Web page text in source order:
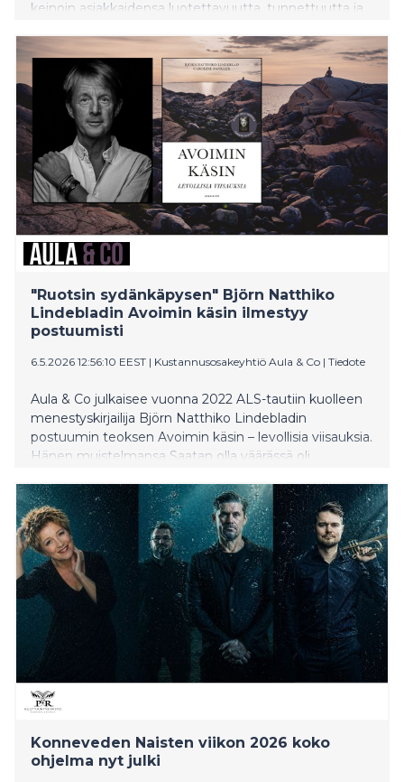
keinoin asiakkaidensa luotettavuutta, tunnettuutta ja
"Ruotsin sydänkäpysen" Björn Natthiko
Lindebladin Avoimin käsin ilmestyy
postuumisti
6.5.2026 12:56:10 EEST | Kustannusosakeyhtiö Aula & Co | Tiedote
Aula & Co julkaisee vuonna 2022 ALS-tautiin kuolleen
menestyskirjailija Björn Natthiko Lindebladin
postuumin teoksen Avoimin käsin – levollisia viisauksia.
Hänen muistelmansa Saatan olla väärässä oli
Suomessa.
Konneveden Naisten viikon 2026 koko
ohjelma nyt julki